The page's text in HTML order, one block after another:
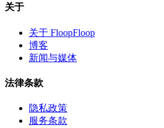
关于
关于 FloopFloop
博客
新闻与媒体
法律条款
隐私政策
服务条款